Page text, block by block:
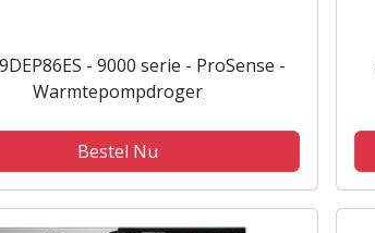
- 9000 serie - ProSense -
Warmtepompdroger
Bestel Nu